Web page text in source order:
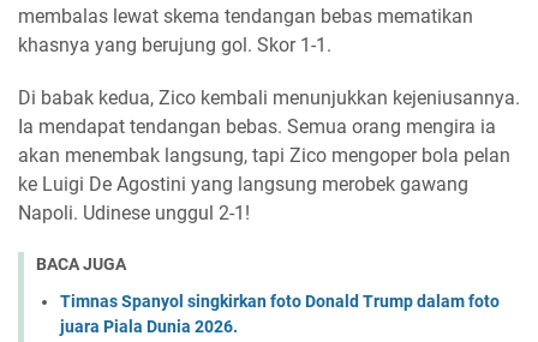
membalas lewat skema tendangan bebas mematikan
khasnya yang berujung gol. Skor 1-1.
Di babak kedua, Zico kembali menunjukkan kejeniusannya.
Ia mendapat tendangan bebas. Semua orang mengira ia
akan menembak langsung, tapi Zico mengoper bola pelan
ke Luigi De Agostini yang langsung merobek gawang
Napoli. Udinese unggul 2-1!
BACA JUGA
Timnas Spanyol singkirkan foto Donald Trump dalam foto
juara Piala Dunia 2026.